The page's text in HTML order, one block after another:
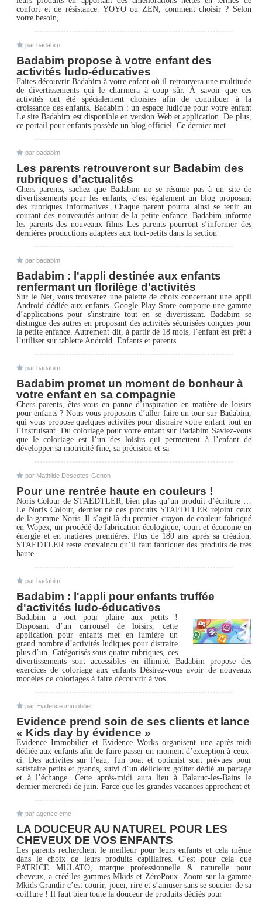
confort et de résistance. YOYO ou ZEN, comment choisir ? Selon
votre besoin,
par badabim
Badabim propose à votre enfant des
activités ludo-éducatives
Faites découvrir Badabim à votre enfant où il retrouvera une multitude
de divertissements qui le charmera à coup sûr. À savoir que ces
activités ont été spécialement choisies afin de contribuer à la
croissance des enfants. Badabim : un espace ludique pour votre enfant
Le site Badabim est disponible en version Web et application. De plus,
ce portail pour enfants possède un blog officiel. Ce dernier met
par badabim
Les parents retrouveront sur Badabim des
rubriques d'actualités
Chers parents, sachez que Badabim ne se résume pas à un site de
divertissements pour les enfants, c’est également un blog proposant
des rubriques informatives. Chaque parent pourra ainsi se tenir au
courant des nouveautés autour de la petite enfance. Badabim informe
les parents des nouveaux films Les parents pourront s’informer des
dernières productions adaptées aux tout-petits dans la section
par badabim
Badabim : l'appli destinée aux enfants
renfermant un florilège d'activités
Sur le Net, vous trouverez une palette de choix concernant une appli
Android dédiée aux enfants. Google Play Store comporte une gamme
d’applications pour s'instruire tout en se divertissant. Badabim se
distingue des autres en proposant des activités sécurisées conçues pour
la petite enfance. Autrement dit, à partir de 18 mois, l’enfant est prêt à
l’utiliser sur tablette Android. Enfants et parents
par badabim
Badabim promet un moment de bonheur à
votre enfant en sa compagnie
Chers parents, êtes-vous en panne d’inspiration en matière de loisirs
pour enfants ? Nous vous proposons d’aller faire un tour sur Badabim,
qui vous propose quelques activités pour distraire votre enfant tout en
l’instruisant. Du coloriage pour votre enfant sur Badabim Saviez-vous
que le coloriage est l’un des loisirs qui permettent à l’enfant de
développer sa motricité fine, sa précision et sa
par Mathilde Descotes-Genon
Pour une rentrée haute en couleurs !
Noris Colour de STAEDTLER, bien plus qu’un produit d’écriture …
Le Noris Colour, dernier né des produits STAEDTLER rejoint ceux
de la gamme Noris. Il s’agit là du premier crayon de couleur fabriqué
en Wopex, un procédé de fabrication écologique, court et économe en
énergie et en matières premières. Plus de 180 ans après sa création,
STAEDTLER reste convaincu qu’il faut fabriquer des produits de très
haute
par badabim
Badabim : l'appli pour enfants truffée
d'activités ludo-éducatives
Badabim a tout pour plaire aux petits !
Disposant d’un carrousel de loisirs, cette
application pour enfants met en lumière un
grand nombre d’activités ludiques pour distraire
plus d’un. Catégorisés sous quatre rubriques, ces
divertissements sont accessibles en illimité. Badabim propose des
exercices de coloriage aux enfants Désirez-vous avoir de nouveaux
modèles de coloriages à faire découvrir à vos
par Evidence immobilier
Evidence prend soin de ses clients et lance
« Kids day by évidence »
Evidence Immobilier et Evidence Works organisent une après-midi
dédiée aux enfants afin de faire passer un moment d’exception à ceux-
ci. Des activités sur l’eau, fun boat et optimist sont prévues pour
satisfaire petits et grands, suivi d’un délicieux goûter dédié au partage
et à l’échange. Cette après-midi aura lieu à Balaruc-les-Bains le
dernier mercredi de juin. Parce que les grandes vacances approchent et
par agence.emc
LA DOUCEUR AU NATUREL POUR LES
CHEVEUX DE VOS ENFANTS
Les parents recherchent le meilleur pour leurs enfants et cela même
dans le choix de leurs produits capillaires. C’est pour cela que
PATRICE MULATO, marque professionnelle & naturelle pour
cheveux, a créé les gammes Mkids et ZéroPoux. Zoom sur la gamme
Mkids Grandir c’est courir, jouer, rire et s’amuser sans se soucier de sa
coiffure ! Il faut bien toute la douceur de produits dédiés pour